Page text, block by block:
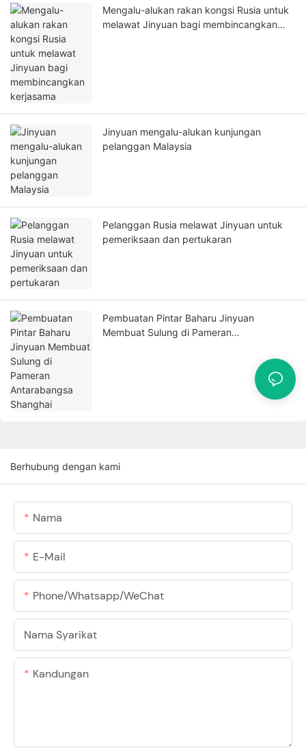
Mengalu-alukan rakan kongsi Rusia untuk
melawat Jinyuan bagi membincangkan
Jinyuan mengalu-alukan kunjungan
pelanggan Malaysia
Pelanggan Rusia melawat Jinyuan untuk
pemeriksaan dan pertukaran
Pembuatan Pintar Baharu Jinyuan
Membuat Sulung di Pameran
Berhubung dengan kami
Nama
E-Mail
Phone/Whatsapp/WeChat
Nama Syarikat
Kandungan